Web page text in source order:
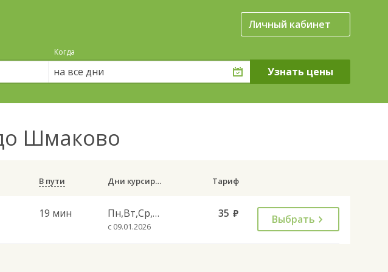
Личный кабинет
Когда
на все дни
Шмаково
В пути Дни курсирования Тариф
19 мин Пн,Вт,Ср,Чт,Пт
с 09.01.2026
35 руб. Выбрать